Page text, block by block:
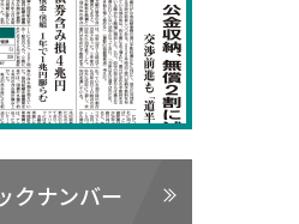
クナンバー